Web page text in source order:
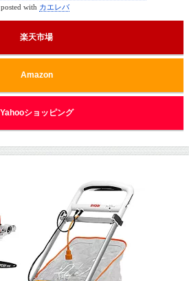
posted with カエレバ
楽天市場
Amazon
Yahooショッピング